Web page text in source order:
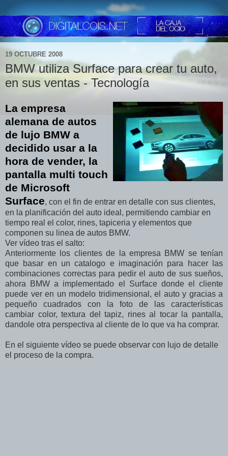
19 OCTUBRE 2008
BMW utiliza Surface para crear tu auto,
en sus ventas - Tecnología
La empresa
alemana de autos
de lujo BMW a
decidido usar a la
hora de vender, la
pantalla multi touch
de Microsoft
Surface, con el fin de entrar en detalle con sus clientes,
en la planificación del auto ideal, permitiendo cambiar en
tiempo real el color, rines, tapiceria y elementos que
componen su linea de autos BMW.
Ver vídeo tras el salto:
Anteriormente los clientes de la empresa BMW se tenían
que basar en un catalogo e imaginación para hacer las
combinaciones correctas para pedir el auto de sus sueños,
ahora BMW a implementado el Surface donde el cliente
puede ver en un modelo tridimensional, el auto y gracias a
pequeño cuadrados con la foto de las características
cambiar color, textura del tapiz, rines al tocar la pantalla,
dandole otra perspectiva al cliente de lo que va ha comprar.
En el siguiente vídeo se puede observar con lujo de detalle
el proceso de la compra.